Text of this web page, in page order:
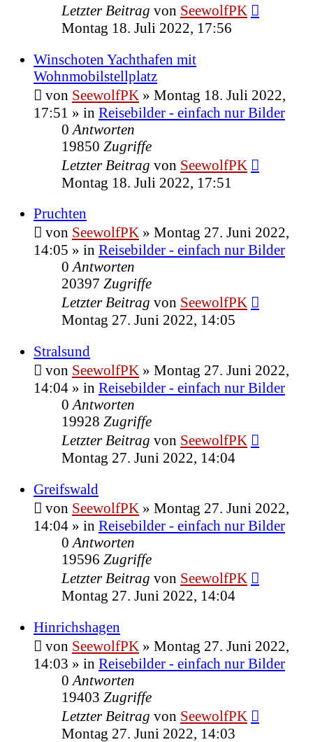
Letzter Beitrag von SeewolfPK
Montag 18. Juli 2022, 17:56
Winschoten Yachthafen mit
Wohnmobilstellplatz
von SeewolfPK » Montag 18. Juli 2022,
17:51 » in Reisebilder - einfach nur Bilder
0 Antworten
19850 Zugriffe
Letzter Beitrag von SeewolfPK
Montag 18. Juli 2022, 17:51
Pruchten
von SeewolfPK » Montag 27. Juni 2022,
14:05 » in Reisebilder - einfach nur Bilder
0 Antworten
20397 Zugriffe
Letzter Beitrag von SeewolfPK
Montag 27. Juni 2022, 14:05
Stralsund
von SeewolfPK » Montag 27. Juni 2022,
14:04 » in Reisebilder - einfach nur Bilder
0 Antworten
19928 Zugriffe
Letzter Beitrag von SeewolfPK
Montag 27. Juni 2022, 14:04
Greifswald
von SeewolfPK » Montag 27. Juni 2022,
14:04 » in Reisebilder - einfach nur Bilder
0 Antworten
19596 Zugriffe
Letzter Beitrag von SeewolfPK
Montag 27. Juni 2022, 14:04
Hinrichshagen
von SeewolfPK » Montag 27. Juni 2022,
14:03 » in Reisebilder - einfach nur Bilder
0 Antworten
19403 Zugriffe
Letzter Beitrag von SeewolfPK
Montag 27. Juni 2022, 14:03